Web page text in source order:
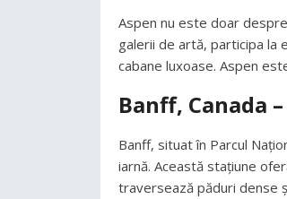
Aspen nu este doar
galerii de artă, participa la
cabane luxoase. Aspen
Banff, Canada
Banff, situat în Parcul
iarnă. Această stațiune
traversează păduri dense